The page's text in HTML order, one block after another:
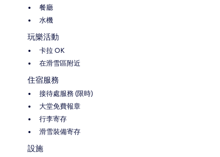
餐廳
水機
玩樂活動
卡拉 OK
在滑雪區附近
住宿服務
接待處服務 (限時)
大堂免費報章
行李寄存
滑雪裝備寄存
設施